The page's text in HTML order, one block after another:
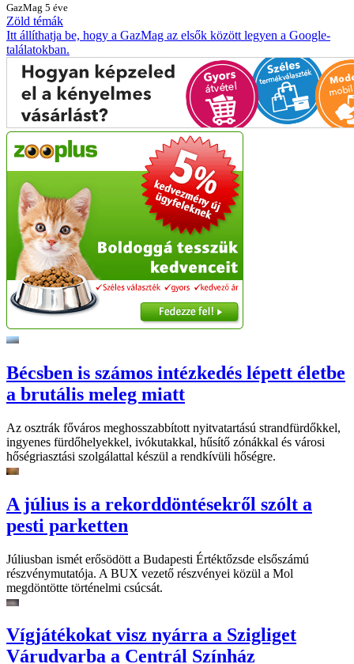
GazMag 5 éve
Zöld témák
Itt állíthatja be, hogy a GazMag az elsők között legyen a Google-
találatokban.
Bécsben is számos intézkedés lépett életbe
a brutális meleg miatt
Az osztrák főváros meghosszabbított nyitvatartású strandfürdőkkel,
ingyenes fürdőhelyekkel, ivókutakkal, hűsítő zónákkal és városi
hőségriasztási szolgálattal készül a rendkívüli hőségre.
A július is a rekorddöntésekről szólt a
pesti parketten
Júliusban ismét erősödött a Budapesti Értéktőzsde elsőszámú
részvénymutatója. A BUX vezető részvényei közül a Mol
megdöntötte történelmi csúcsát.
Vígjátékokat visz nyárra a Szigliget
Várudvarba a Centrál Színház